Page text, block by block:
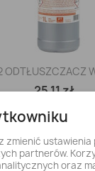
ODTŁUSZCZACZ
25,11 zł
zmienić ustawienia
partnerów.
oraz